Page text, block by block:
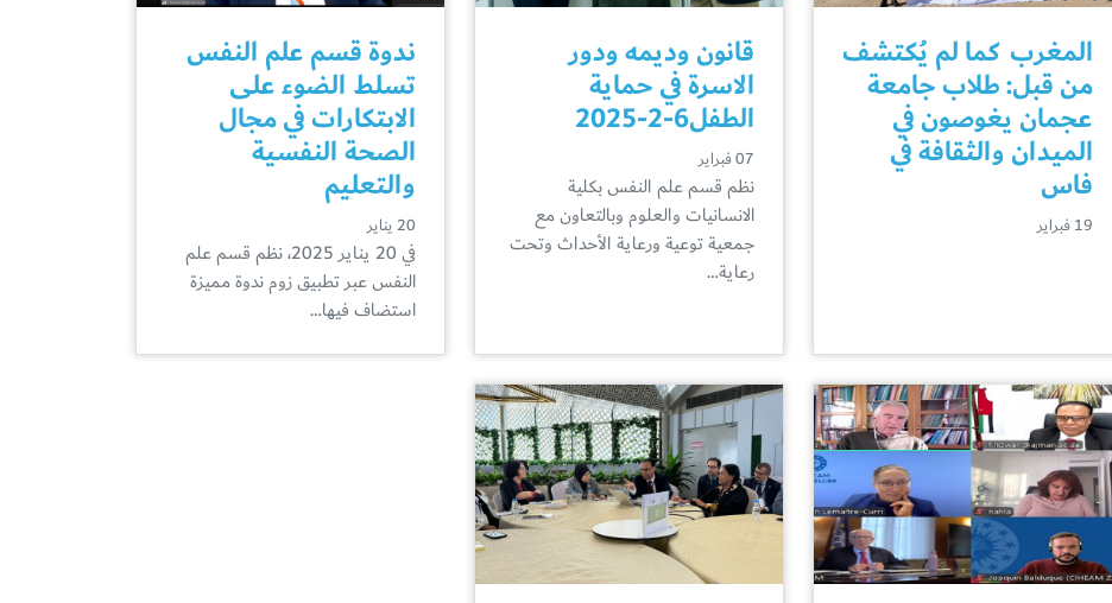
المغرب كما لم يُكتشف
من قبل: طلاب جامعة
عجمان يغوصون في
الميدان والثقافة في
فاس
19 فبراير
قانون وديمه ودور
الاسرة في حماية
الطفل6-2-2025
07 فبراير
نظم قسم علم النفس بكلية
الانسانيات والعلوم وبالتعاون مع
جمعية توعية ورعاية الأحداث وتحت
رعاية…
ندوة قسم علم النفس
تسلط الضوء على
الابتكارات في مجال
الصحة النفسية
والتعليم
20 يناير
في 20 يناير 2025، نظم قسم علم
النفس عبر تطبيق زوم ندوة مميزة
استضاف فيها…